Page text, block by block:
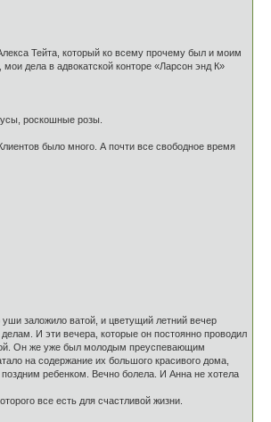
Тейта, который ко всему прочему был и моим
дела в адвокатской конторе «Ларсон энд К»
роскошные розы.
было много. А почти все свободное время
заложило ватой, и цветущий летний вечер
И эти вечера, которые он постоянно проводил
Он же уже был молодым преуспевающим
на содержание их большого красивого дома,
ребенком. Вечно болела. И Анна не хотела
все есть для счастливой жизни.